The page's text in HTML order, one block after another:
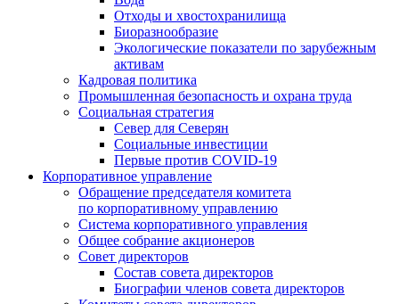
Отходы и хвостохранилища
Биоразнообразие
Экологические показатели по зарубежным
активам
Кадровая политика
Промышленная безопасность и охрана труда
Социальная стратегия
Север для Северян
Социальные инвестиции
Первые против COVID‑19
Корпоративное управление
Обращение председателя комитета
по корпоративному управлению
Система корпоративного управления
Общее собрание акционеров
Совет директоров
Состав совета директоров
Биографии членов совета директоров